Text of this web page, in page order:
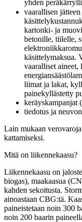
yhden
vaarallisen
kartonki- ja
betonille, tiilelle,
käsittelymaksua.
vaaralliset aineet,
liimat ja lakat,
painekyllästetty
keräyskampanjat
tiedotus ja
Lain mukaan
kattamiseksi.
Mitä on liikennekaasu?
Liikennekaasu on
biogas), maakaasua
kahden sekoitusta.
ainoastaan CBG:tä.
paineistetaan noin 300
noin 200 baarin